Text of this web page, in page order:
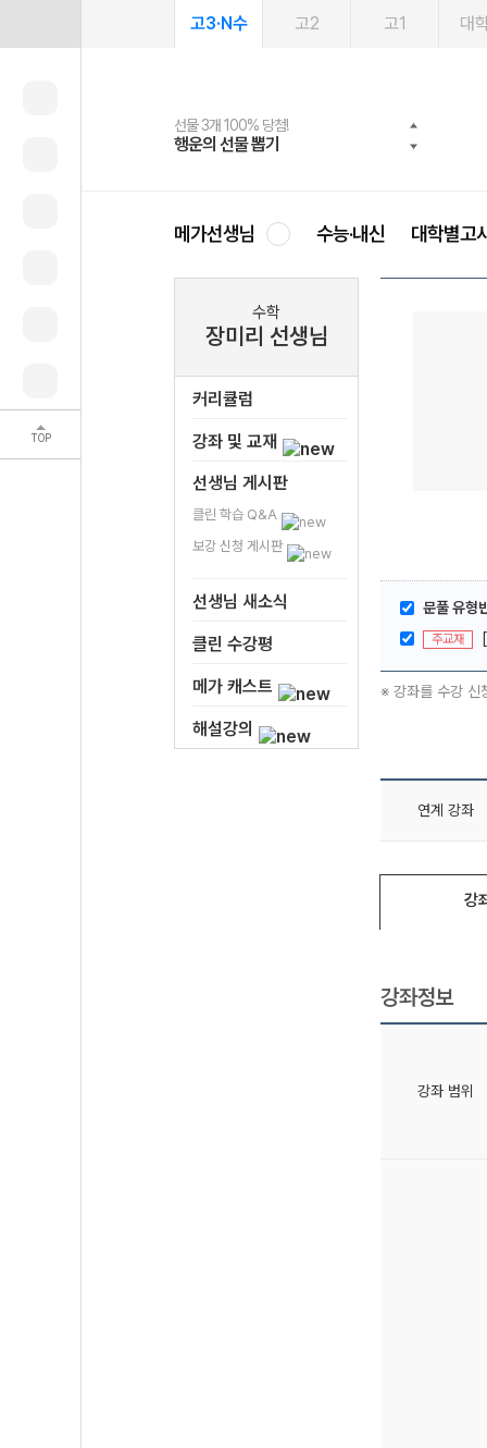
TOP
고3·N수 고2 고1 대
선물 3개 100% 당첨!
행운의 선물 뽑기
선물 100% 증정!
메가스터디 X 올리브
여름방학 스터디 캐시백
메가런 썸머스쿨
2027 러셀 단과
강사 공개선발
스마트러닝앱
설문 EVENT
메가패스
3일 무료 체험권
메가패스 수강생 무료혜택!
메가클럽 멤버십
사회공헌 캠페인
희망이룸 메가나눔
메가선생님 수능·내신 대학별고
수학
장미리 선생님
커리큘럼
강좌 및 교재
선생님 게시판
클린 학습 Q&A
보강 신청 게시판
선생님 새소식
클린 수강평
메가 캐스트
해설강의
문풀 유형
주교재
※ 강좌를 수강 신
연계 강좌
강
강좌정보
강좌 범위